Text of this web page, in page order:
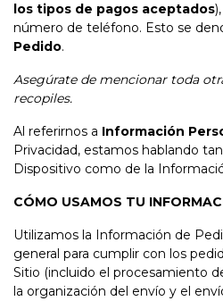
los tipos de pagos aceptados
número de teléfono. Esto se
Pedido.
Asegúrate de mencionar toda
recopiles.
Al referirnos a Información
Privacidad, estamos hablando
Dispositivo como de la
CÓMO USAMOS TU
Utilizamos la Información de
general para cumplir con los
Sitio (incluido el procesamiento
la organización del envío y el